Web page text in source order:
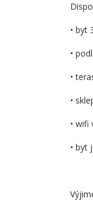
• byt
•
•
•
• wifi
• byt